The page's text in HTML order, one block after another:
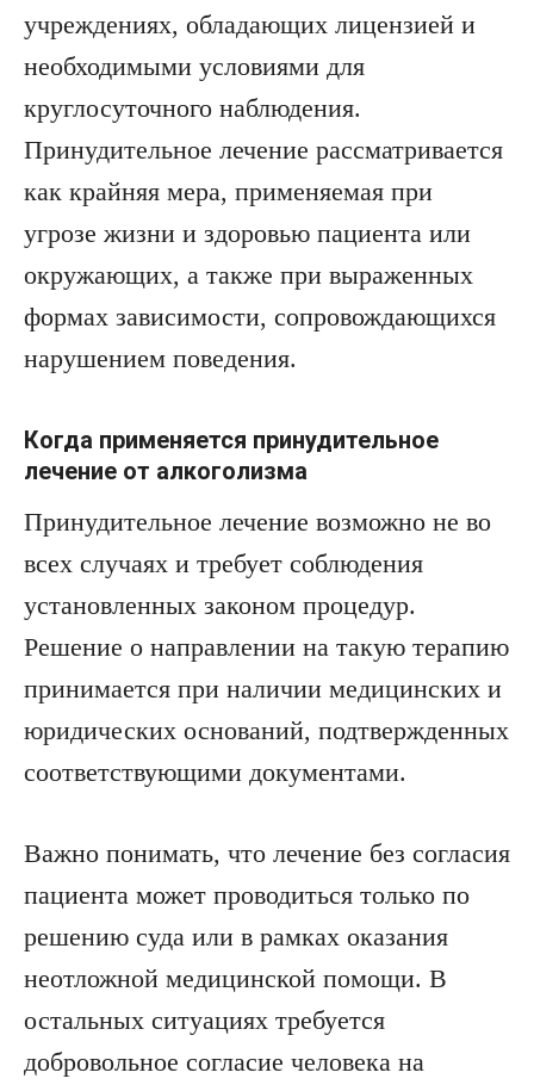
учреждениях, обладающих лицензией и
необходимыми условиями для
круглосуточного наблюдения.
Принудительное лечение рассматривается
как крайняя мера, применяемая при
угрозе жизни и здоровью пациента или
окружающих, а также при выраженных
формах зависимости, сопровождающихся
нарушением поведения.
Когда применяется принудительное
лечение от алкоголизма
Принудительное лечение возможно не во
всех случаях и требует соблюдения
установленных законом процедур.
Решение о направлении на такую терапию
принимается при наличии медицинских и
юридических оснований, подтвержденных
соответствующими документами.
Важно понимать, что лечение без согласия
пациента может проводиться только по
решению суда или в рамках оказания
неотложной медицинской помощи. В
остальных ситуациях требуется
добровольное согласие человека на